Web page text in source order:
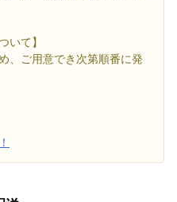
いて】
、ご用意でき次第順番に発